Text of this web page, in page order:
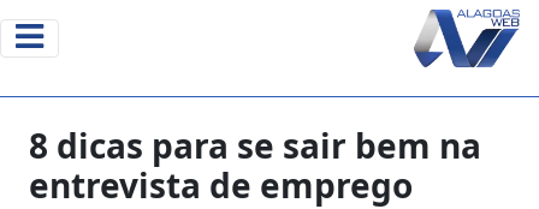
8 dicas para se sair bem na
entrevista de emprego